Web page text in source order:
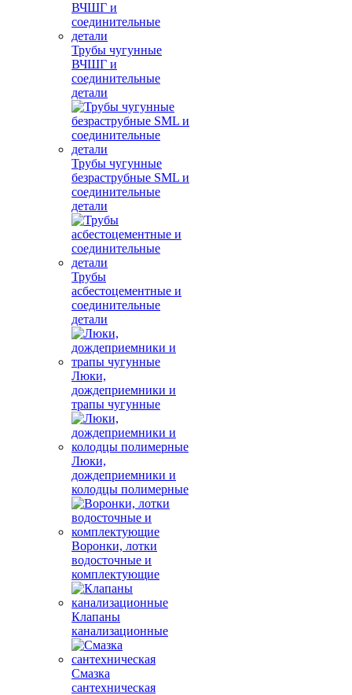
Трубы чугунные
ВЧШГ и
соединительные
детали
Трубы чугунные
безраструбные SML и
соединительные
детали
Трубы
асбестоцементные и
соединительные
детали
Люки,
дождеприемники и
трапы чугунные
Люки,
дождеприемники и
колодцы полимерные
Воронки, лотки
водосточные и
комплектующие
Клапаны
канализационные
Смазка
сантехническая